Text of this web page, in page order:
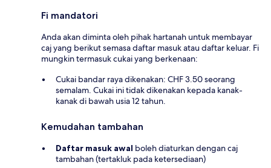
Fi mandatori
Anda akan diminta oleh pihak hartanah untuk membayar
caj yang berikut semasa daftar masuk atau daftar keluar. Fi
mungkin termasuk cukai yang berkenaan:
Cukai bandar raya dikenakan: CHF 3.50 seorang
semalam. Cukai ini tidak dikenakan kepada kanak-
kanak di bawah usia 12 tahun.
Kemudahan tambahan
Daftar masuk awal boleh diaturkan dengan caj
tambahan (tertakluk pada ketersediaan)